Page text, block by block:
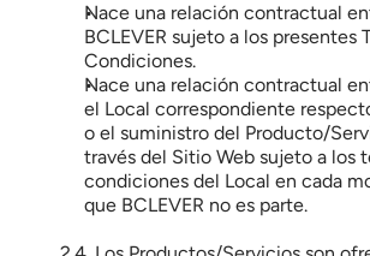
Nace una relación contractual
BCLEVER sujeto a los presentes
Condiciones.
Nace una relación contractual
el Local correspondiente
o el suministro del Producto/
través del Sitio Web sujeto a los
condiciones del Local en cada
que BCLEVER no es parte.